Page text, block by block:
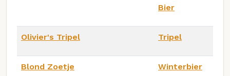
Bier
Olivier's Tripel Tripel
Blond Zoetje Winterbier